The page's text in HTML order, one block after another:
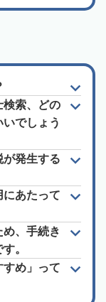
検索、どの
でしょう
発生する
にあたって
、手続き
。
すめ」って